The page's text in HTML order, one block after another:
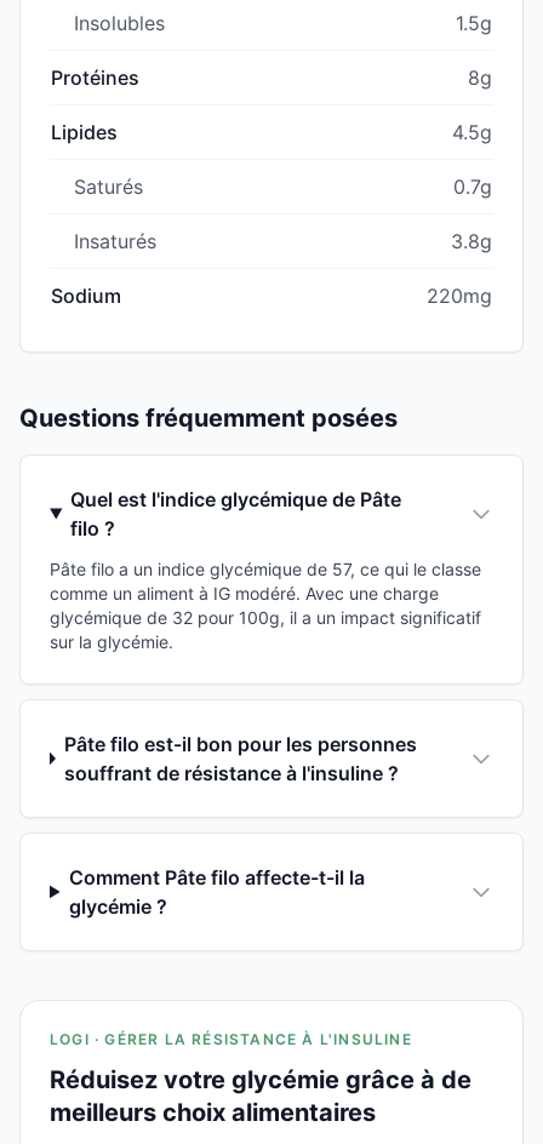
Insolubles 1.5g
Protéines 8g
Lipides 4.5g
Saturés 0.7g
Insaturés 3.8g
Sodium 220mg
Questions fréquemment posées
Quel est l'indice glycémique de Pâte
filo ?
Pâte filo a un indice glycémique de 57, ce qui le classe
comme un aliment à IG modéré. Avec une charge
glycémique de 32 pour 100g, il a un impact significatif
sur la glycémie.
Pâte filo est-il bon pour les personnes
souffrant de résistance à l'insuline ?
Comment Pâte filo affecte-t-il la
glycémie ?
LOGI · GÉRER LA RÉSISTANCE À L'INSULINE
Réduisez votre glycémie grâce à de
meilleurs choix alimentaires